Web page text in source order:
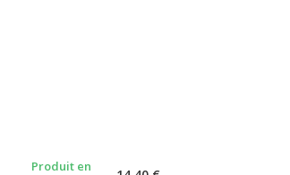
Produit en